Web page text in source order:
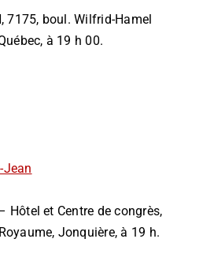
7175, boul. Wilfrid-Hamel
à 19 h 00.
Jean
Hôtel et Centre de congrès,
Jonquière, à 19 h.